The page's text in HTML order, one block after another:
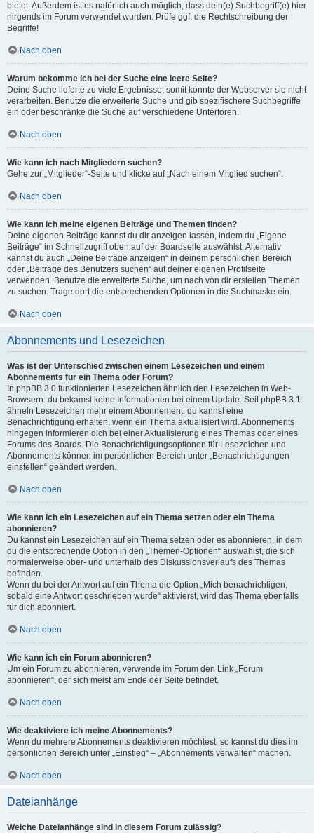
bietet. Außerdem ist es natürlich auch möglich, dass dein(e) Suchbegriff(e) hier
nirgends im Forum verwendet wurden. Prüfe ggf. die Rechtschreibung der
Begriffe!
Nach oben
Warum bekomme ich bei der Suche eine leere Seite?
Deine Suche lieferte zu viele Ergebnisse, somit konnte der Webserver sie nicht
verarbeiten. Benutze die erweiterte Suche und gib spezifischere Suchbegriffe
ein oder beschränke die Suche auf verschiedene Unterforen.
Nach oben
Wie kann ich nach Mitgliedern suchen?
Gehe zur „Mitglieder“-Seite und klicke auf „Nach einem Mitglied suchen“.
Nach oben
Wie kann ich meine eigenen Beiträge und Themen finden?
Deine eigenen Beiträge kannst du dir anzeigen lassen, indem du „Eigene
Beiträge“ im Schnellzugriff oben auf der Boardseite auswählst. Alternativ
kannst du auch „Deine Beiträge anzeigen“ in deinem persönlichen Bereich
oder „Beiträge des Benutzers suchen“ auf deiner eigenen Profilseite
verwenden. Benutze die erweiterte Suche, um nach von dir erstellen Themen
zu suchen. Trage dort die entsprechenden Optionen in die Suchmaske ein.
Nach oben
Abonnements und Lesezeichen
Was ist der Unterschied zwischen einem Lesezeichen und einem
Abonnements für ein Thema oder Forum?
In phpBB 3.0 funktionierten Lesezeichen ähnlich den Lesezeichen in Web-
Browsern: du bekamst keine Informationen bei einem Update. Seit phpBB 3.1
ähneln Lesezeichen mehr einem Abonnement: du kannst eine
Benachrichtigung erhalten, wenn ein Thema aktualisiert wird. Abonnements
hingegen informieren dich bei einer Aktualisierung eines Themas oder eines
Forums des Boards. Die Benachrichtigungsoptionen für Lesezeichen und
Abonnements können im persönlichen Bereich unter „Benachrichtigungen
einstellen“ geändert werden.
Nach oben
Wie kann ich ein Lesezeichen auf ein Thema setzen oder ein Thema
abonnieren?
Du kannst ein Lesezeichen auf ein Thema setzen oder es abonnieren, in dem
du die entsprechende Option in den „Themen-Optionen“ auswählst, die sich
normalerweise ober- und unterhalb des Diskussionsverlaufs des Themas
befinden.
Wenn du bei der Antwort auf ein Thema die Option „Mich benachrichtigen,
sobald eine Antwort geschrieben wurde“ aktivierst, wird das Thema ebenfalls
für dich abonniert.
Nach oben
Wie kann ich ein Forum abonnieren?
Um ein Forum zu abonnieren, verwende im Forum den Link „Forum
abonnieren“, der sich meist am Ende der Seite befindet.
Nach oben
Wie deaktiviere ich meine Abonnements?
Wenn du mehrere Abonnements deaktivieren möchtest, so kannst du dies im
persönlichen Bereich unter „Einstieg“ – „Abonnements verwalten“ machen.
Nach oben
Dateianhänge
Welche Dateianhänge sind in diesem Forum zulässig?